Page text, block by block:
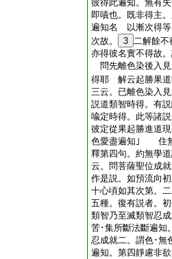
彼得此遍知。無有
即嘖也。既非得主
遍知名 以漸次得等
次故。
3 二解餘不
亦得彼名實不得故
問先離色染後入
得耶 解云起勝果
三云。已離色染入
説道類智時得。有
喩定時得。此等諸
彼定從果起勝進道
色愛盡遍知｣ 住無
釋第四句。約無學
云。問菩薩聖位成
作是説。如預流向
十心頃如其次第。
五種。復有説者。
類智乃至滅類智忍
苦･集所斷法斷遍知
忍成就二。謂色･無
遍知。第四靜慮非